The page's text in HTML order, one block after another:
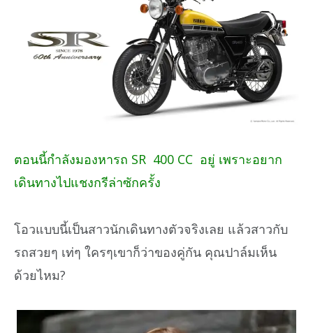
ตอนนี้กำลังมองหารถ SR 400 CC อยู่ เพราะอยาก
เดินทางไปแชงกรีล่าซักครั้ง
โอวแบบนี้เป็นสาวนักเดินทางตัวจริงเลย แล้วสาวกับ
รถสวยๆ เท่ๆ ใครๆเขาก็ว่าของคู่กัน คุณปาล์มเห็น
ด้วยไหม?